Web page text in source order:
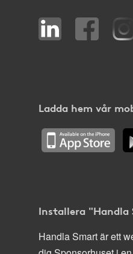
Ladda hem vår
Installera "Handla
Handla Smart är ett